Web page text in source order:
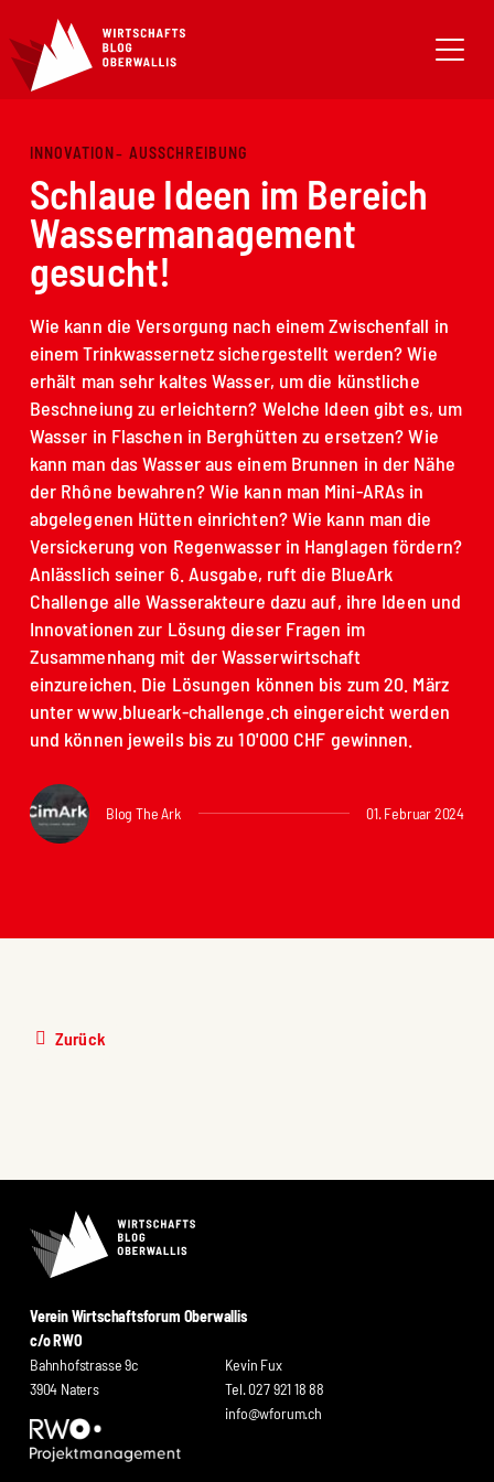
INNOVATION AUSSCHREIBUNG
Schlaue Ideen im Bereich
Wassermanagement
gesucht!
Wie kann die Versorgung nach einem Zwischenfall in
einem Trinkwassernetz sichergestellt werden? Wie
erhält man sehr kaltes Wasser, um die künstliche
Beschneiung zu erleichtern? Welche Ideen gibt es, um
Wasser in Flaschen in Berghütten zu ersetzen? Wie
kann man das Wasser aus einem Brunnen in der Nähe
der Rhône bewahren? Wie kann man Mini-ARAs in
abgelegenen Hütten einrichten? Wie kann man die
Versickerung von Regenwasser in Hanglagen fördern?
Anlässlich seiner 6. Ausgabe, ruft die BlueArk
Challenge alle Wasserakteure dazu auf, ihre Ideen und
Innovationen zur Lösung dieser Fragen im
Zusammenhang mit der Wasserwirtschaft
einzureichen. Die Lösungen können bis zum 20. März
unter www.blueark-challenge.ch eingereicht werden
und können jeweils bis zu 10'000 CHF gewinnen.
Blog The Ark 01. Februar 2024
Zurück
Verein Wirtschaftsforum Oberwallis
c/o RWO
Bahnhofstrasse 9c
3904 Naters
Kevin Fux
Tel. 027 921 18 88
info@wforum.ch